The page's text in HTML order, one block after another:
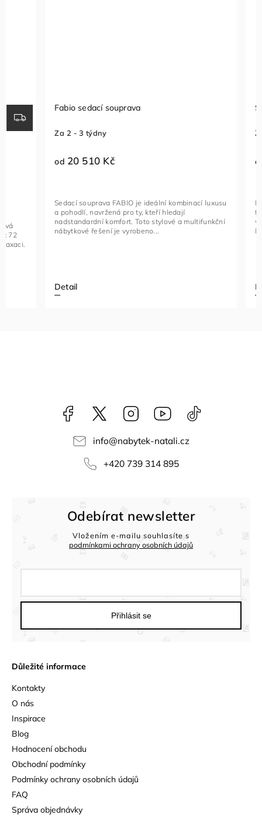
Fabio sedací souprava
Za 2 - 3 týdny
20 510 Kč
Sedací souprava FABIO je ideální kombinací luxusu
a pohodlí, navržená pro ty, kteří hledají
nadstandardní komfort. Toto stylové a multifunkční
nábytkové řešení je vyrobeno...
Sedací
Za 1 - 2
23
Rohová
funkční
vybavený
kovovými
Facebook NataliNabytek
Instagram YouTube
info@nabytek-natali.cz
+420 739 314 895
Důležité informace
Kontakty
O nás
Inspirace
Blog
Hodnocení obchodu
Obchodní podmínky
Podmínky ochrany osobních údajů
FAQ
Správa objednávky
Odebírat newsletter
Vložením e-mailu souhlasíte s
podmínkami ochrany osobních údajů
Přihlásit se